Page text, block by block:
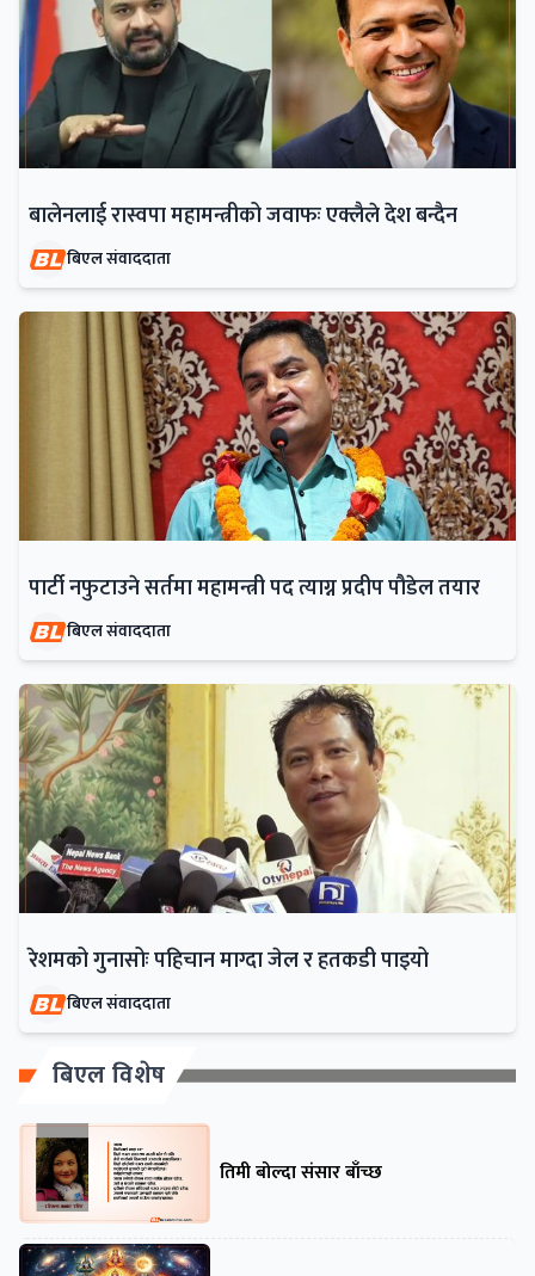
बालेनलाई रास्वपा महामन्त्रीको जवाफः एक्लैले देश बन्दैन
बिएल संवाददाता
पार्टी नफुटाउने सर्तमा महामन्त्री पद त्याग्न प्रदीप पौडेल तयार
बिएल संवाददाता
रेशमको गुनासोः पहिचान माग्दा जेल र हतकडी पाइयो
बिएल संवाददाता
बिएल विशेष
तिमी बोल्दा संसार बाँच्छ